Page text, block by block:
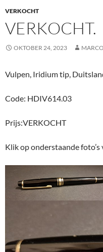
VERKOCHT
VERKOCHT.
OKTOBER 24, 2023
Vulpen, Iridium tip,
Code: HDIV614.03
Prijs:VERKOCHT
Klik op onderstaande